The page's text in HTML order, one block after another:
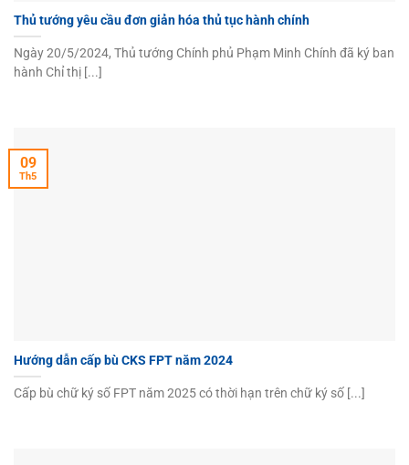
Thủ tướng yêu cầu đơn giản hóa thủ tục hành chính
Ngày 20/5/2024, Thủ tướng Chính phủ Phạm Minh Chính đã ký ban
hành Chỉ thị [...]
Hướng dẫn cấp bù CKS FPT năm 2024
Cấp bù chữ ký số FPT năm 2025 có thời hạn trên chữ ký số [...]
09
Th5